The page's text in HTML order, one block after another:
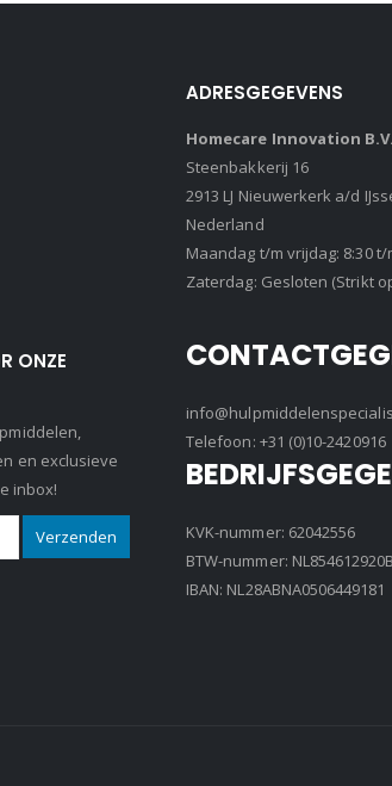
ONZE
en exclusieve
inbox!
ADRESGEGEVENS
Homecare Innovation B.V.
Steenbakkerij 16
2913 LJ Nieuwerkerk a/d
Nederland
Maandag t/m vrijdag: 8:30 t/
Zaterdag: Gesloten (Strikt
Telefoon: +31 (0)10-2420916
KVK-nummer: 62042556
BTW-nummer:
IBAN: NL28ABNA0506449181